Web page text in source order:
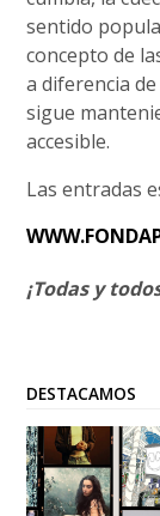
sentido
concepto de
a diferencia
sigue
accesible.
Las entradas
¡Todas y
DESTACAMOS